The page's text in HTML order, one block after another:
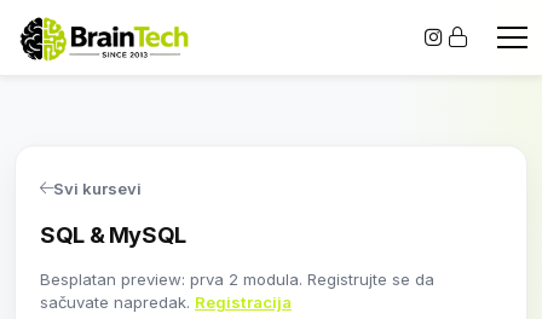
Svi kursevi
SQL & MySQL
Besplatan preview: prva 2 modula. Registrujte se da
sačuvate napredak. Registracija